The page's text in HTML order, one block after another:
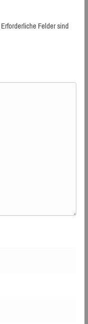
Erforderliche Felder sind